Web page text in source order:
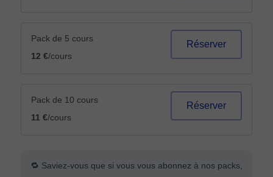
Pack de 5 cours
12 €/cours
Réserver
Pack de 10 cours
11 €/cours
Réserver
🔁 Saviez-vous que si vous vous abonnez à nos packs,